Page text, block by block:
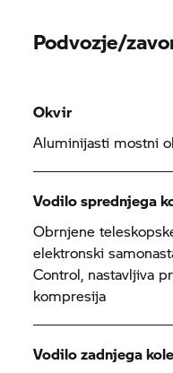
Podvozje/
Okvir
Aluminijasti mostni
Vodilo sprednjega
Obrnjene
elektronski
Control, nastavljiva
kompresija
Vodilo zadnjega